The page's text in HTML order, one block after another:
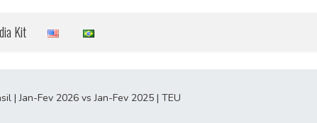
Kit
| Jan-Fev 2026 vs Jan-Fev 2025 | TEU